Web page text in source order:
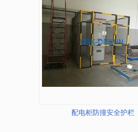
配电柜防撞安全护栏